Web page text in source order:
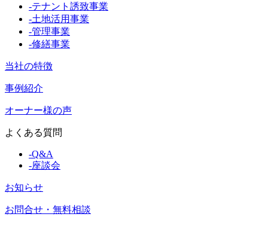
-テナント誘致事業
-土地活用事業
-管理事業
-修繕事業
当社の特徴
事例紹介
オーナー様の声
よくある質問
-Q&A
-座談会
お知らせ
お問合せ・無料相談